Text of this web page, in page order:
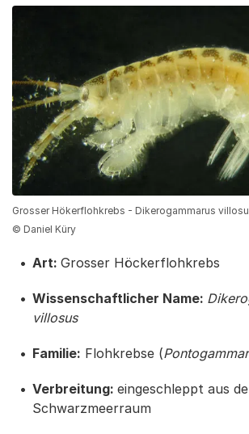
Grosser Hökerflohkrebs - Dikerogammarus
© Daniel Küry
Art: Grosser Höckerflohkrebs
Wissenschaftlicher Name:
villosus
Familie: Flohkrebse (
Verbreitung: eingeschleppt aus
Schwarzmeerraum